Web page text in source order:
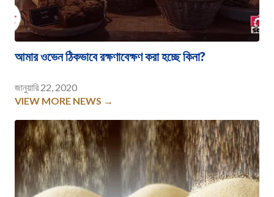
আমার ওভেন ঠিকভাবে রক্ষণাবেক্ষণ করা হচ্ছে কিনা?
জানুয়ারি 22, 2020
VIEW MORE NEWS →